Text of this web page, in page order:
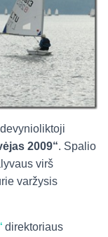
2009“. Spalio
virš
varžysis
direktoriaus